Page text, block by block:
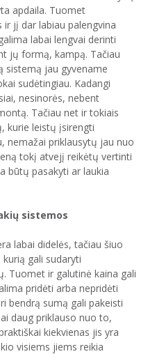
apdaila. Tuomet
jį dar labiau palengvina
labai lengvai derinti
jų formą, kampą. Tačiau
sistemą jau gyvename
sudėtingiau. Kadangi
nesinorės, nebent
Tačiau net ir tokiais
kurie leistų įsirengti
nemažai priklausytų jau nuo
tokį atvejį reikėtų vertinti
būtų pasakyti ar laukia
sistemos
labai didelės, tačiau šiuo
gali sudaryti
Tuomet ir galutinė kaina gali
pridėti arba nepridėti
bendrą sumą gali pakeisti
daug priklauso nuo to,
kiekvienas jis yra
visiems jiems reikia